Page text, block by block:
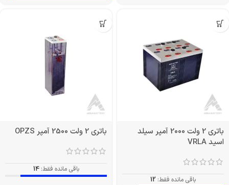
باتری 2 ولت 2000 آمپر سیلد
اسید VRLA
باقی مانده فقط: 12
باتری 2 ولت 2500 آمپر OPZS
باقی مانده فقط: 14